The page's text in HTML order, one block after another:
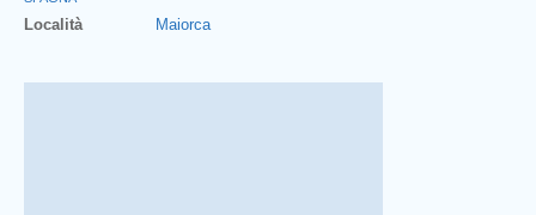
Località Maiorca